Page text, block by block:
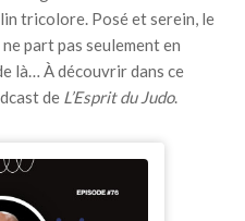
tricolore. Posé et serein, le
part pas seulement en
là… À découvrir dans ce
de L’Esprit du Judo.